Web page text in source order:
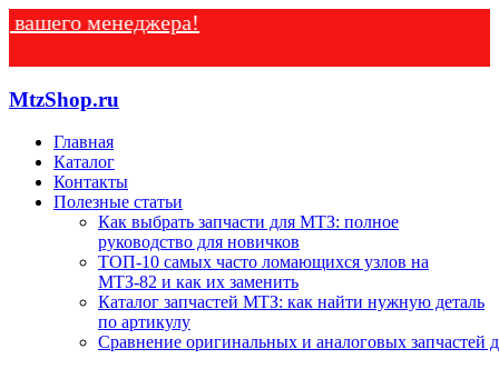
менеджера!
MtzShop.ru
Главная
Каталог
Контакты
Полезные статьи
Как выбрать запчасти для МТЗ: полное
руководство для новичков
ТОП-10 самых часто ломающихся узлов на
МТЗ-82 и как их заменить
Каталог запчастей МТЗ: как найти нужную деталь
по артикулу
Сравнение оригинальных и аналоговых